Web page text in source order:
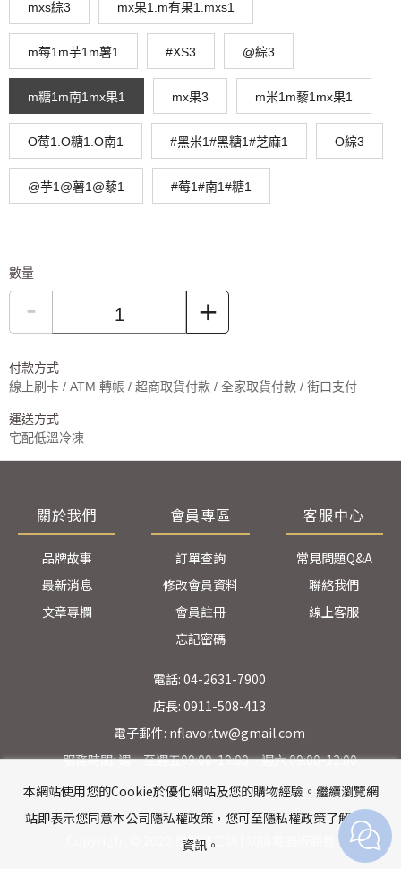
mxs綜3 mx果1.m有果1.mxs1
m莓1m芋1m薯1 #XS3 @綜3
m糖1m南1mx果1 mx果3 m米1m藜1mx果1
O莓1.O糖1.O南1 #黑米1#黑糖1#芝麻1 O綜3
@芋1@薯1@藜1 #莓1#南1#糖1
數量
- +
付款方式
線上刷卡 / ATM 轉帳 / 超商取貨付款 / 全家取貨付款 / 街口支付
運送方式
宅配低溫冷凍
關於我們
品牌故事
最新消息
文章專欄
會員專區
訂單查詢
修改會員資料
會員註冊
忘記密碼
客服中心
常見問題Q&A
聯絡我們
線上客服
電話: 04-2631-7900
店長: 0911-508-413
電子郵件: nflavor.tw@gmail.com
服務時間: 週一至週五09:00-19:00、週六 09:00-12:00
Copyright © 2020 自然味工坊 |
本網站使用您的Cookie於優化網站及您的購物經驗。繼續瀏覽網
站即表示您同意本公司隱私權政策，您可至隱私權政策了解詳細
資訊。